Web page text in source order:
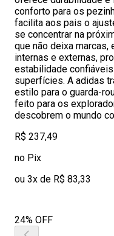
conforto para os
facilita aos pais o
se concentrar na
que não deixa
internas e externas,
estabilidade
superfícies. A adidas
estilo para o guarda-
feito para os
descobrem o mundo
R$ 237,49
no Pix
ou 3x de R$ 83,33
24% OFF